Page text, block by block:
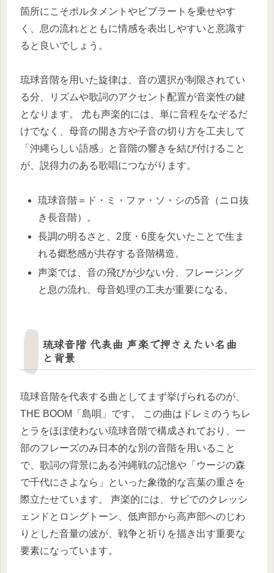
箇所にこそポルタメントやビブラートを乗せやす
く、息の流れとともに情感を表出しやすいと意識す
ると良いでしょう。
琉球音階を用いた旋律は、音の選択が制限されてい
る分、リズムや歌詞のアクセント配置が音楽性の鍵
となります。 尤も声楽的には、単に音程をなぞるだ
けでなく、母音の開き方や子音の切り方を工夫して
「沖縄らしい語感」と音階の響きを結び付けること
が、説得力のある歌唱につながります。
琉球音階＝ド・ミ・ファ・ソ・シの5音（ニロ抜
き長音階）。
長調の明るさと、2度・6度を欠いたことで生ま
れる郷愁感が共存する音階構造。
声楽では、音の飛びが少ない分、フレージング
と息の流れ、母音処理の工夫が重要になる。
琉球音階 代表曲 声楽で押さえたい名曲
と背景
琉球音階を代表する曲としてまず挙げられるのが、
THE BOOM「島唄」です。 この曲はドレミのうちレ
とラをほぼ使わない琉球音階で構成されており、一
部のフレーズのみ日本的な別の音階を用いること
で、歌詞の背景にある沖縄戦の記憶や「ウージの森
で千代にさよなら」といった象徴的な言葉の重さを
際立たせています。 声楽的には、サビでのクレッシ
ェンドとロングトーン、低声部から高声部へのじわ
りとした音量の波が、戦争と祈りを描き出す重要な
要素になっています。